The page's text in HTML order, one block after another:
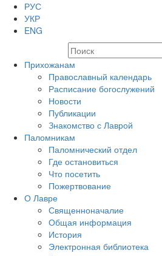
РУС
УКР
ENG
Прихожанам
Православный календарь
Расписание богослужений
Новости
Публикации
Знакомство с Лаврой
Паломникам
Паломнический отдел
Где остановиться
Что посетить
Пожертвование
О Лавре
Священноначалие
Общая информация
История
Электронная библиотека